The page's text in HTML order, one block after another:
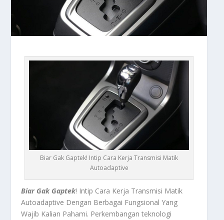
Biar Gak Gaptek! Intip Cara Kerja Transmisi Matik
Autoadaptive
Biar Gak Gaptek! Intip Cara Kerja Transmisi Matik
Autoadaptive Dengan Berbagai Fungsional Yang
Wajib Kalian Pahami. Perkembangan teknologi